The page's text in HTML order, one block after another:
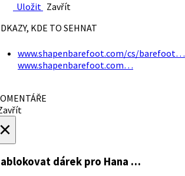
Uložit Zavřít
KDE TO SEHNAT
www.shapenbarefoot.com/cs/barefoot…
www.shapenbarefoot.com…
dárek pro Hana …